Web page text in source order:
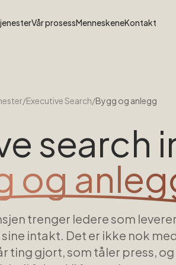
Vår prosessMenneskeneKontakt
/Executive Search/Bygg og anlegg
search
og
trenger ledere som
intakt. Det er ikke nok
ting gjort, som tåler press,